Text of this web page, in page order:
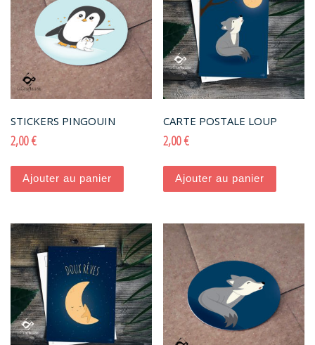
STICKERS PINGOUIN
2,00€
Ajouter au panier
CARTE POSTALE LOUP
2,00€
Ajouter au panier